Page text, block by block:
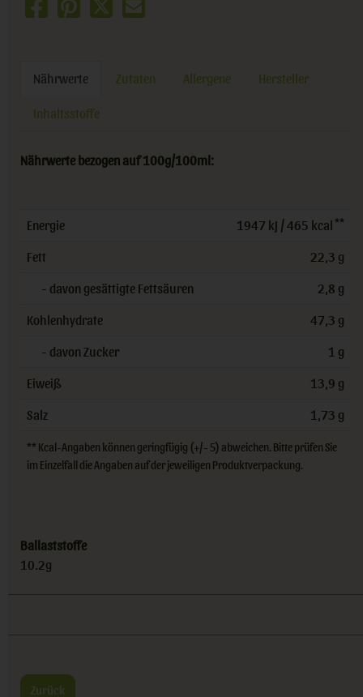
Nährwerte Zutaten Allergene Hersteller
Inhaltsstoffe
Nährwerte bezogen auf 100g/100ml:
Energie 1947 kJ / 465 kcal**
Fett 22,3 g
- davon gesättigte Fettsäuren 2,8 g
Kohlenhydrate 47,3 g
- davon Zucker 1 g
Eiweiß 13,9 g
Salz 1,73 g
** Kcal-Angaben können geringfügig (+/- 5) abweichen. Bitte prüfen Sie
im Einzelfall die Angaben auf der jeweiligen Produktverpackung.
Ballaststoffe
10.2g
Zurück